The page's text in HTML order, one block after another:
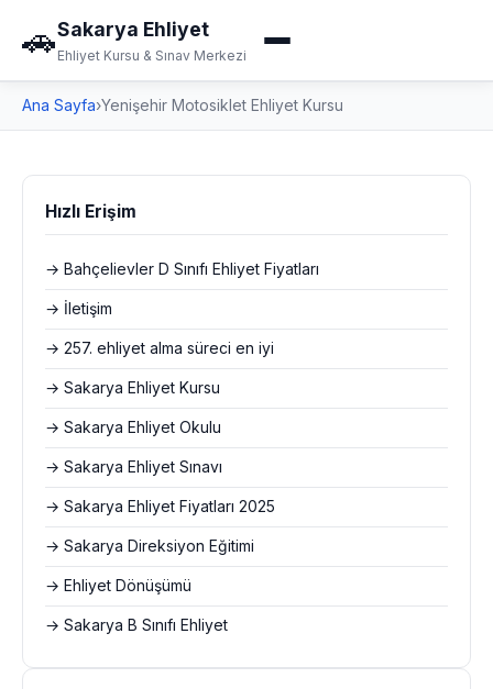
🚗Sakarya Ehliyet
Ehliyet Kursu & Sınav Merkezi
Ana Sayfa›Yenişehir Motosiklet Ehliyet Kursu
Hızlı Erişim
→ Bahçelievler D Sınıfı Ehliyet Fiyatları
→ İletişim
→ 257. ehliyet alma süreci en iyi
→ Sakarya Ehliyet Kursu
→ Sakarya Ehliyet Okulu
→ Sakarya Ehliyet Sınavı
→ Sakarya Ehliyet Fiyatları 2025
→ Sakarya Direksiyon Eğitimi
→ Ehliyet Dönüşümü
→ Sakarya B Sınıfı Ehliyet